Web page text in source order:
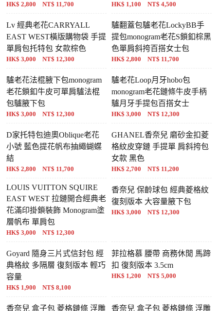
HK$ 2,800 NT$ 11,700 HK$ 1,100 NT$ 4,500
Lv 經典老花CARRYALL
EAST WEST橫版購物袋 手提
單肩包托特包 女款棕色
HK$ 3,000 NT$ 12,300
驢翻蓋包驢老花LockyBB手
提包monogram老花S鎖釦棕黑
色單肩斜挎百搭女士包
HK$ 2,800 NT$ 11,700
驢老花法棍腋下包monogram
老花鎖釦牛皮可單肩驢法棍
包驢腋下包
HK$ 3,000 NT$ 12,300
驢老花Loop月牙hobo包
monogram老花鏈條牛皮手柄
驢月牙手提包百搭女士
HK$ 3,000 NT$ 12,300
D家托特包迪奧Oblique老花
小號 藍色提花帆布抽繩蝴蝶
結
HK$ 2,800 NT$ 11,700
GHANEL香奈兒 磨砂金扣菱
格紋皮穿鏈 手提單 肩斜挎包
女款 黑色
HK$ 2,700 NT$ 11,200
LOUIS VUITTON SQUIRE
EAST WEST 拉鏈開合經典老
花滿印掛鎖裝飾 Monogram塗
層帆布 單肩包
HK$ 3,000 NT$ 12,300
香奈兒 保齡球包 經典菱格紋
復刻版本 大容量腋下包
HK$ 3,000 NT$ 12,300
Goyard 隨身三片式信封包 經
典格紋 多隔層 復刻版本 輕巧
容量
HK$ 1,900 NT$ 8,100
菲拉格慕 腰帶 商務休閒 馬蹄
扣 復刻版本 3.5cm
HK$ 1,200 NT$ 5,000
香奈兒 盒子包 菱格鏈條 浮雕
香奈兒 盒子包 菱格鏈條 浮雕